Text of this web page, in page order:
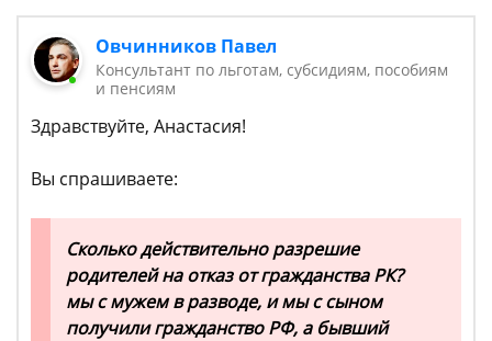
Овчинников Павел
Консультант по льготам, субсидиям, пособиям
и пенсиям
Здравствуйте, Анастасия!
Вы спрашиваете:
Сколько действительно разрешие
родителей на отказ от гражданства РК?
мы с мужем в разводе, и мы с сыном
получили гражданство РФ, а бывший